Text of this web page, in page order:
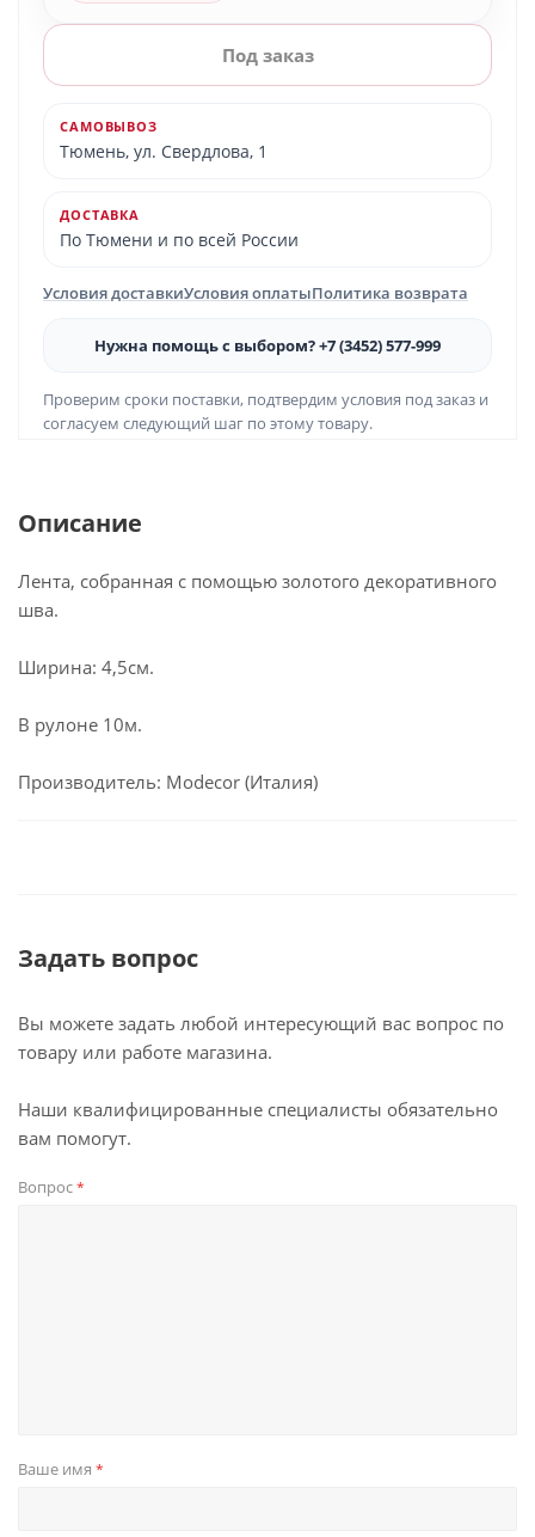
Под заказ
САМОВЫВОЗ
Тюмень, ул. Свердлова, 1
ДОСТАВКА
По Тюмени и по всей России
Условия доставкиУсловия оплатыПолитика возврата
Нужна помощь с выбором? +7 (3452) 577-999
Проверим сроки поставки, подтвердим условия под заказ и
согласуем следующий шаг по этому товару.
Описание
Лента, собранная с помощью золотого декоративного
шва.
Ширина: 4,5см.
В рулоне 10м.
Производитель: Modecor (Италия)
Задать вопрос
Вы можете задать любой интересующий вас вопрос по
товару или работе магазина.
Наши квалифицированные специалисты обязательно
вам помогут.
Вопрос*
Ваше имя *